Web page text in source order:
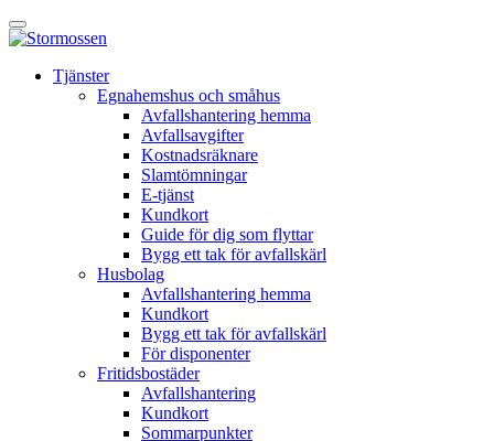
Skip
toÖppna
huvudmeny
tjänst
Tjänster
Egnahemshus och småhus
Avfallshantering hemma
Avfallsavgifter
Kostnadsräknare
Slamtömningar
E-tjänst
Kundkort
Guide för dig som flyttar
Bygg ett tak för avfallskärl
Husbolag
Avfallshantering hemma
Kundkort
Bygg ett tak för avfallskärl
För disponenter
Fritidsbostäder
Avfallshantering
Kundkort
Sommarpunkter